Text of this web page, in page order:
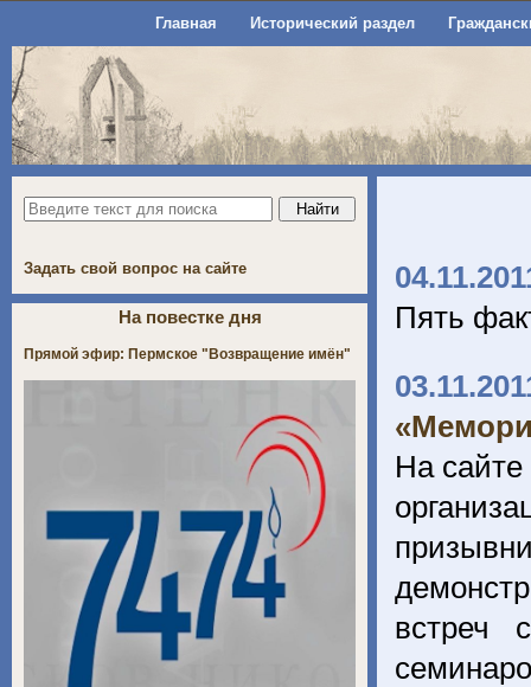
Главная Исторический раздел
Пять
На
встреч
Задать свой вопрос на сайте
На повестке дня
Прямой эфир: Пермское "Возвращение имён"